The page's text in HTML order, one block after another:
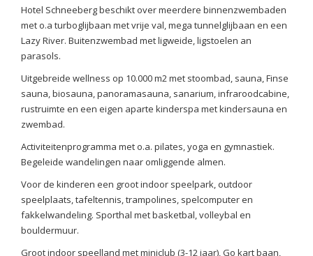
Hotel Schneeberg beschikt over meerdere binnenzwembaden
met o.a turboglijbaan met vrije val, mega tunnelglijbaan en een
Lazy River. Buitenzwembad met ligweide, ligstoelen an
parasols.
Uitgebreide wellness op 10.000 m2 met stoombad, sauna, Finse
sauna, biosauna, panoramasauna, sanarium, infraroodcabine,
rustruimte en een eigen aparte kinderspa met kindersauna en
zwembad.
Activiteitenprogramma met o.a. pilates, yoga en gymnastiek.
Begeleide wandelingen naar omliggende almen.
Voor de kinderen een groot indoor speelpark, outdoor
speelplaats, tafeltennis, trampolines, spelcomputer en
fakkelwandeling. Sporthal met basketbal, volleybal en
bouldermuur.
Groot indoor speelland met miniclub (3-12 jaar), Go kart baan,